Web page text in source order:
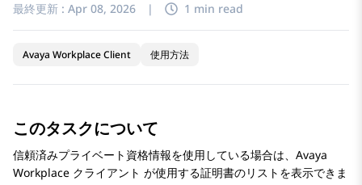
最終更新 : Apr 08, 2026 | 1 min read
Avaya Workplace Client 使用方法
このタスクについて
信頼済みプライベート資格情報を使用している場合は、 Avaya
Workplace クライアント が使用する証明書のリストを表示できま